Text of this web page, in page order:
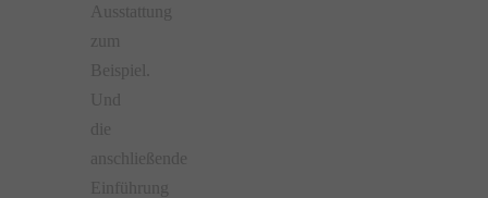
Ausstattung
zum
Beispiel.
Und
die
anschließende
Einführung